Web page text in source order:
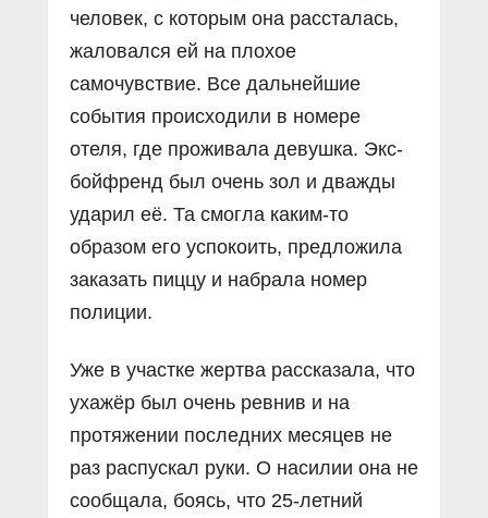
человек, с которым она рассталась,
жаловался ей на плохое
самочувствие. Все дальнейшие
события происходили в номере
отеля, где проживала девушка. Экс-
бойфренд был очень зол и дважды
ударил её. Та смогла каким-то
образом его успокоить, предложила
заказать пиццу и набрала номер
полиции.
Уже в участке жертва рассказала, что
ухажёр был очень ревнив и на
протяжении последних месяцев не
раз распускал руки. О насилии она не
сообщала, боясь, что 25-летний